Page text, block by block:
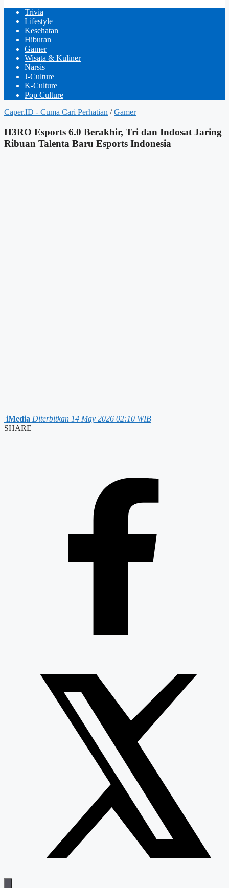
Trivia
Lifestyle
Kesehatan
Hiburan
Gamer
Wisata & Kuliner
Narsis
J-Culture
K-Culture
Pop Culture
Caper.ID - Cuma Cari Perhatian / Gamer
H3RO Esports 6.0 Berakhir, Tri dan Indosat Jaring
Ribuan Talenta Baru Esports Indonesia
iMedia Diterbitkan 14 May 2026 02:10 WIB
SHARE